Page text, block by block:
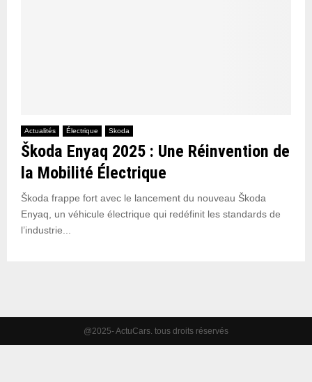
Actualités Électrique Skoda
Škoda Enyaq 2025 : Une Réinvention de
la Mobilité Électrique
Škoda frappe fort avec le lancement du nouveau Škoda
Enyaq, un véhicule électrique qui redéfinit les standards de
l’industrie...
@2025- ActuCars. tous droits réservés